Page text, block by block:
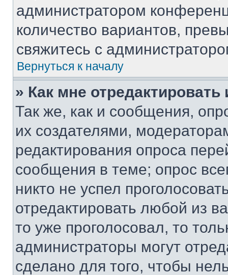
администратором
количество вариантов,
свяжитесь с
Вернуться к началу
» Как мне
Так же, как и сообщения,
их создателями,
редактирования опроса
сообщения в теме; опрос
никто не успел
отредактировать любой из
то уже проголосовал, то
администраторы могут
сделано для того, чтобы